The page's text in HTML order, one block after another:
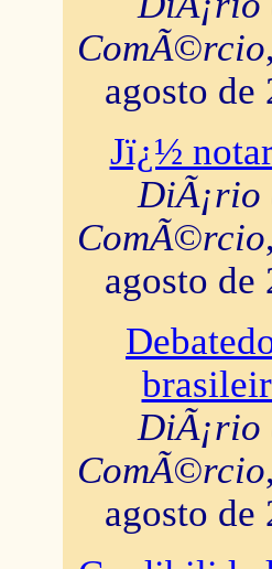
ComÃ©rcio
agosto de
Jï¿½
DiÃ¡rio
ComÃ©rcio
agosto de
DiÃ¡rio
ComÃ©rcio
agosto de